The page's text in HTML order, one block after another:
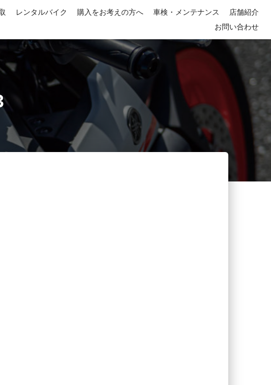
レンタルバイク 購入をお考えの方へ 車検・メンテナンス
店舗紹介
お問い合わせ